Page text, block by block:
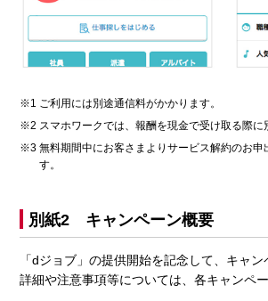
ご利用には別途通信料がかかります。
スマホワークでは、報酬を現金で受け取る際
無料期間中にお客さまよりサービス解約のお
す。
別紙2 キャンペーン概要
「dジョブ」の提供開始を記念して、キャン
詳細や注意事項等については、各キャンペ